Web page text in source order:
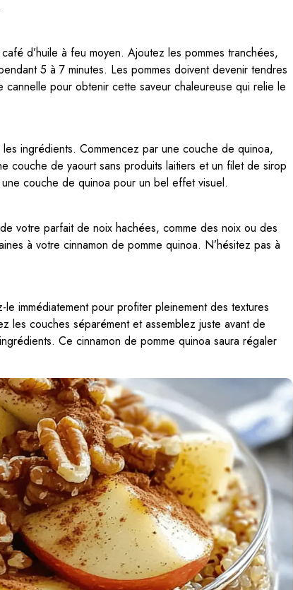
d’huile à feu moyen. Ajoutez les pommes tranchées,
5 à 7 minutes. Les pommes doivent devenir tendres
pour obtenir cette saveur chaleureuse qui relie le
ingrédients. Commencez par une couche de quinoa,
couche de yaourt sans produits laitiers et un filet de sirop
couche de quinoa pour un bel effet visuel.
votre parfait de noix hachées, comme des noix ou des
à votre cinnamon de pomme quinoa. N’hésitez pas à
immédiatement pour profiter pleinement des textures
les couches séparément et assemblez juste avant de
Ce cinnamon de pomme quinoa saura régaler